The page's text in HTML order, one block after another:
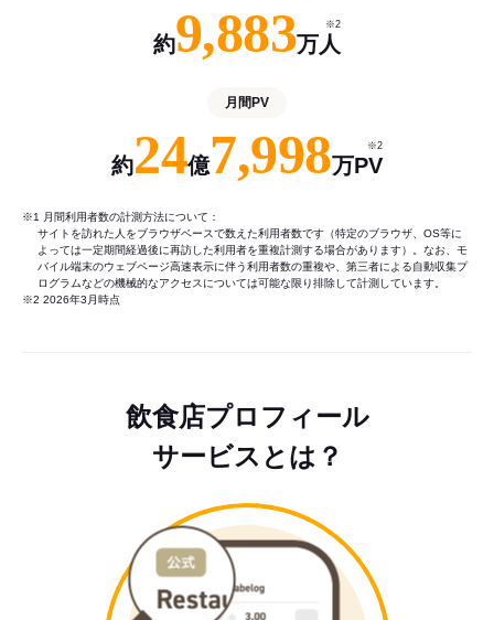
約9,883万人
※2
月間PV
約24億7,998万PV
※2
※1 月間利用者数の計測方法について：
サイトを訪れた人をブラウザベースで数えた利用者数です（特定のブラウザ、OS等に
よっては一定期間経過後に再訪した利用者を重複計測する場合があります）。なお、モ
バイル端末のウェブページ高速表示に伴う利用者数の重複や、第三者による自動収集プ
ログラムなどの機械的なアクセスについては可能な限り排除して計測しています。
※2 2026年3月時点
飲食店プロフィール
サービスとは？